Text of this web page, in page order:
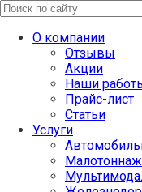
О компании
Отзывы
Акции
Наши
Прайс-лист
Статьи
Услуги